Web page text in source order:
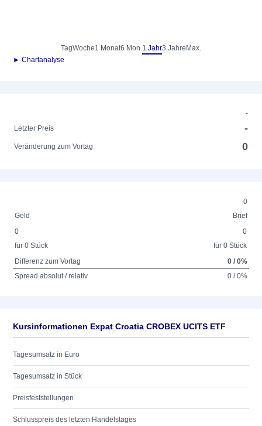
TagWoche1 Monat6 Mon.1 Jahr3 Jahre Max.
► Chartanalyse
-
Letzter Preis
-
Veränderung zum Vortag 0
0
Geld
Brief
0
für 0 Stück
0
für 0 Stück
Differenz zum Vortag
0 / 0%
Spread absolut / relativ
0 / 0%
Kursinformationen Expat Croatia CROBEX UCITS ETF
Tagesumsatz in Euro
Tagesumsatz in Stück
Preisfeststellungen
Schlusspreis des letzten Handelstages